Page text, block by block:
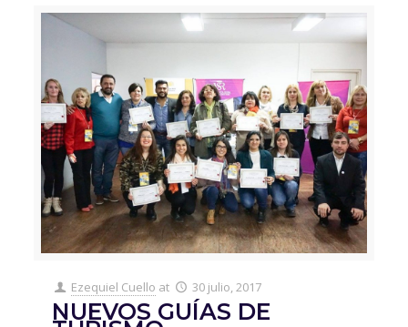
Ezequiel Cuello at 30 julio, 2017
NUEVOS GUÍAS DE